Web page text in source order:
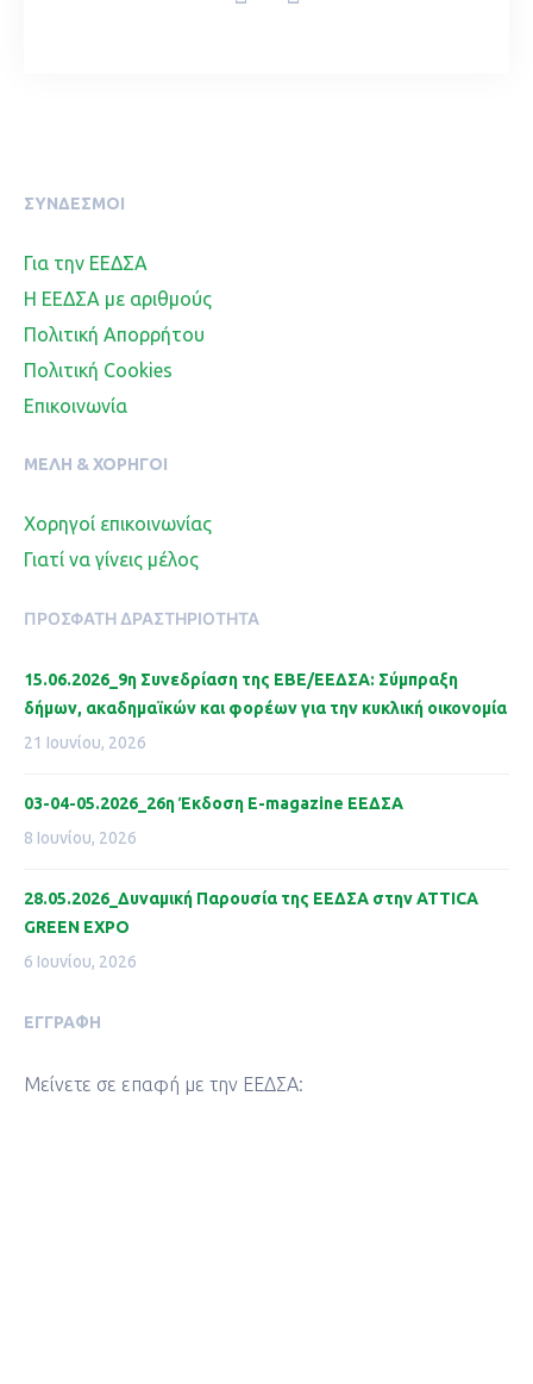
ΣΥΝΔΕΣΜΟΙ
Για την ΕΕΔΣΑ
Η ΕΕΔΣΑ με αριθμούς
Πολιτική Απορρήτου
Πολιτική Cookies
Επικοινωνία
ΜΈΛΗ & ΧΟΡΗΓΟΊ
Χορηγοί επικοινωνίας
Γιατί να γίνεις μέλος
ΠΡΌΣΦΑΤΗ ΔΡΑΣΤΗΡΙΌΤΗΤΑ
15.06.2026_9η Συνεδρίαση της ΕΒΕ/ΕΕΔΣΑ: Σύμπραξη
δήμων, ακαδημαϊκών και φορέων για την κυκλική οικονομία
21 Ιουνίου, 2026
03-04-05.2026_26η Έκδοση Ε-magazine ΕΕΔΣΑ
8 Ιουνίου, 2026
28.05.2026_Δυναμική Παρουσία της ΕΕΔΣΑ στην ATTICA
GREEN EXPO
6 Ιουνίου, 2026
ΕΓΓΡΑΦΉ
Μείνετε σε επαφή με την ΕΕΔΣΑ: